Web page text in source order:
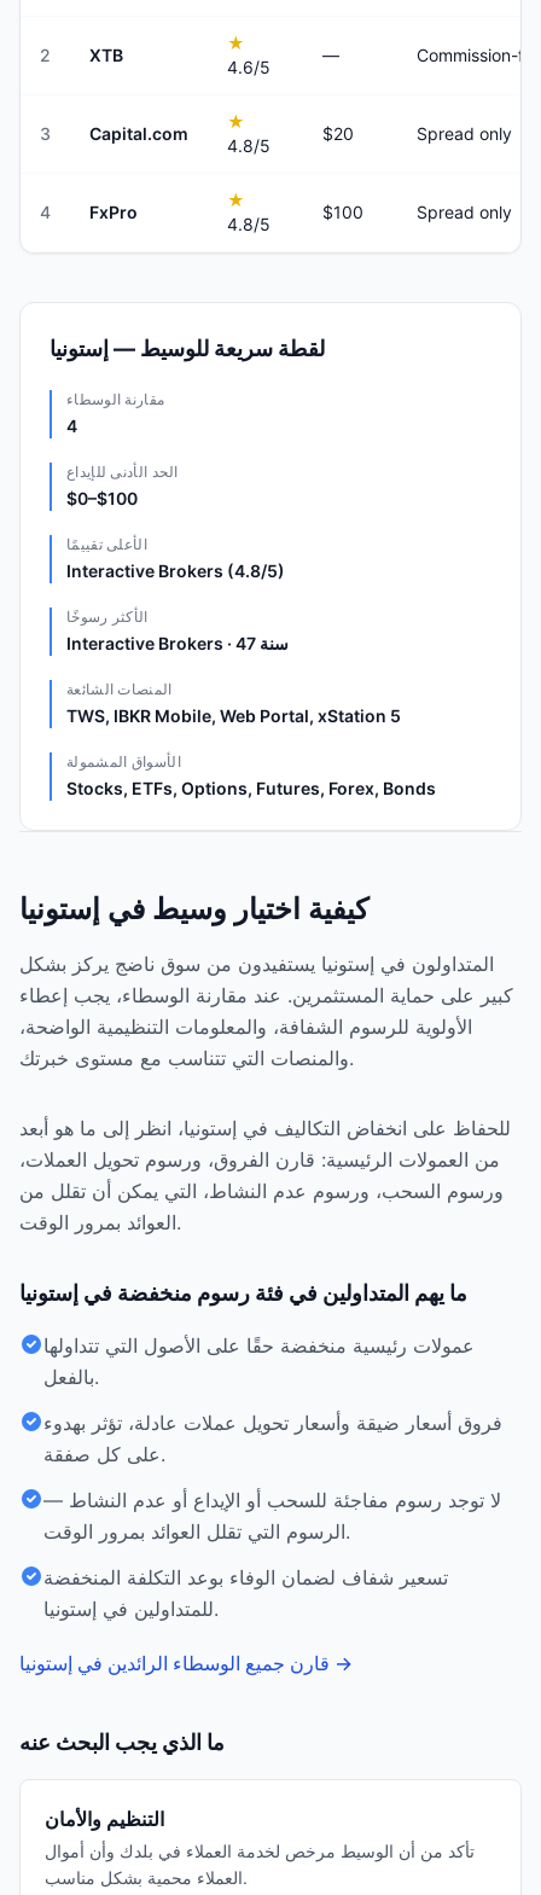
2 XTB
★
4.6/5
— Commission-
3 Capital.com
★
4.8/5
$20 Spread only
4 FxPro
★
4.8/5
$100 Spread only
لقطة سريعة للوسيط — إستونيا
مقارنة الوسطاء
4
الحد الأدنى للإيداع
$0–$100
الأعلى تقييمًا
Interactive Brokers (4.8/5)
الأكثر رسوخًا
Interactive Brokers · 47 سنة
المنصات الشائعة
TWS, IBKR Mobile, Web Portal, xStation 5
الأسواق المشمولة
Stocks, ETFs, Options, Futures, Forex, Bonds
كيفية اختيار وسيط في إستونيا
المتداولون في إستونيا يستفيدون من سوق ناضج يركز بشكل
كبير على حماية المستثمرين. عند مقارنة الوسطاء، يجب إعطاء
الأولوية للرسوم الشفافة، والمعلومات التنظيمية الواضحة،
والمنصات التي تتناسب مع مستوى خبرتك.
للحفاظ على انخفاض التكاليف في إستونيا، انظر إلى ما هو أبعد
من العمولات الرئيسية: قارن الفروق، ورسوم تحويل العملات،
ورسوم السحب، ورسوم عدم النشاط، التي يمكن أن تقلل من
العوائد بمرور الوقت.
ما يهم المتداولين في فئة رسوم منخفضة في إستونيا
عمولات رئيسية منخفضة حقًا على الأصول التي تتداولها
بالفعل.
فروق أسعار ضيقة وأسعار تحويل عملات عادلة، تؤثر بهدوء
على كل صفقة.
لا توجد رسوم مفاجئة للسحب أو الإيداع أو عدم النشاط —
الرسوم التي تقلل العوائد بمرور الوقت.
تسعير شفاف لضمان الوفاء بوعد التكلفة المنخفضة
للمتداولين في إستونيا.
قارن جميع الوسطاء الرائدين في إستونيا →
ما الذي يجب البحث عنه
التنظيم والأمان
تأكد من أن الوسيط مرخص لخدمة العملاء في بلدك وأن أموال
العملاء محمية بشكل مناسب.